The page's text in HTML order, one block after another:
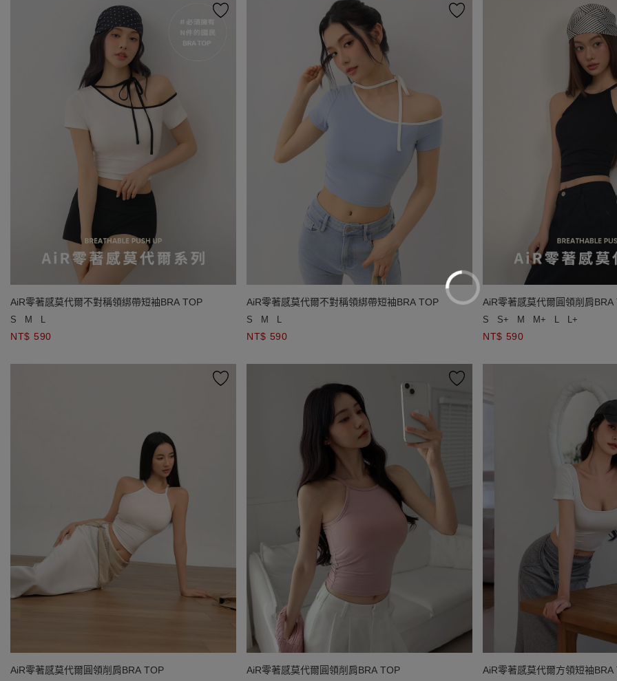
AiR零著感莫代爾不對稱領綁帶短袖BRA TOP
S M
NT$ 590
AiR零著感莫代爾不對稱領綁帶短袖BRA TOP
S M
NT$ 590
AiR零著感莫代爾圓領削肩BRA
S S+ M M+ L+
NT$ 590
AiR零著感莫代爾圓領削肩BRA TOP AiR零著感莫代爾圓領削肩BRA TOP AiR零著感莫代爾方領短袖BRA